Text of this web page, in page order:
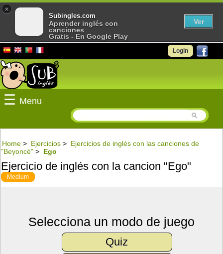
Login
☰ Menu
Home > Ejercicios > Ejercicios de inglés con las canciones de
"Beyoncé" > Ego
Ejercicio de inglés con la cancion "Ego"
Medium
Selecciona un modo de juego
Quiz
×
Subingles.com
Aprender inglés con
canciones
Gratis - En Google Play
Ver